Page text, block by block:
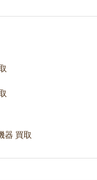
器 買取